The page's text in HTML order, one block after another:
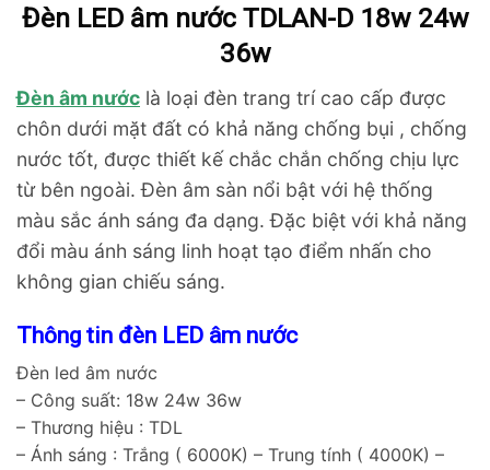
Đèn LED âm nước TDLAN-D 18w 24w
36w
Đèn âm nước là loại đèn trang trí cao cấp được
chôn dưới mặt đất có khả năng chống bụi , chống
nước tốt, được thiết kế chắc chắn chống chịu lực
từ bên ngoài. Đèn âm sàn nổi bật với hệ thống
màu sắc ánh sáng đa dạng. Đặc biệt với khả năng
đổi màu ánh sáng linh hoạt tạo điểm nhấn cho
không gian chiếu sáng.
Thông tin đèn LED âm nước
Đèn led âm nước
– Công suất: 18w 24w 36w
– Thương hiệu : TDL
– Ánh sáng : Trắng ( 6000K) – Trung tính ( 4000K) –